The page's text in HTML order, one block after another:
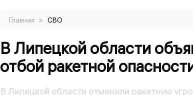
Главная > СВО
В Липецкой области
отбой ракетной
В Липецкой области отменили ракетную